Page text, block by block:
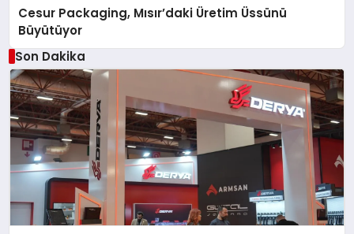
Cesur Packaging, Mısır’daki Üretim Üssünü
Büyütüyor
Son Dakika